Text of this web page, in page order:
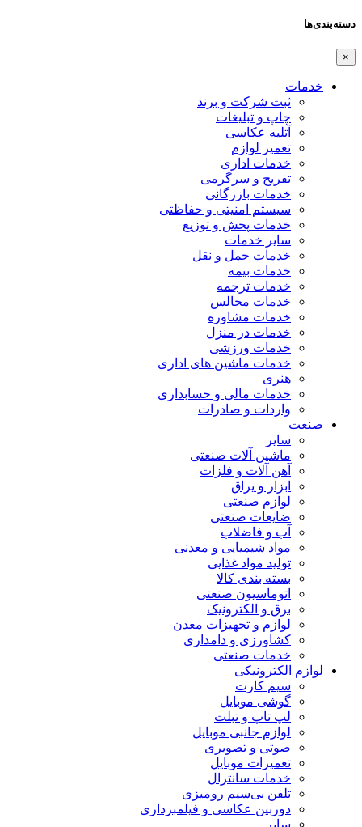
دسته‌بندی‌ها
×
خدمات
ثبت شرکت و برند
چاپ و تبلیغات
آتلیه عکاسی
تعمیر لوازم
خدمات اداری
تفریح و سرگرمی
خدمات بازرگانی
سیستم امنیتی و حفاظتی
خدمات پخش و توزیع
سایر خدمات
خدمات حمل و نقل
خدمات بیمه
خدمات ترجمه
خدمات مجالس
خدمات مشاوره
خدمات در منزل
خدمات ورزشی
خدمات ماشین های اداری
هنری
خدمات مالی و حسابداری
واردات و صادرات
صنعت
سایر
ماشین آلات صنعتی
آهن آلات و فلزات
ابزار و یراق
لوازم صنعتی
ضایعات صنعتی
آب و فاضلاب
مواد شیمیایی و معدنی
تولید مواد غذایی
بسته بندی کالا
اتوماسیون صنعتی
برق و الکترونیک
لوازم و تجهیزات معدن
کشاورزی و دامداری
خدمات صنعتی
لوازم الکترونیکی
سیم کارت
گوشی موبایل
لپ تاپ و تبلت
لوازم جانبی موبایل
صوتی و تصویری
تعمیرات موبایل
خدمات سانترال
تلفن بی‌سیم رومیزی
دوربین عکاسی و فیلمبرداری